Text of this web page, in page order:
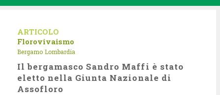
ARTICOLO
Florovivaismo
Bergamo Lombardia
Il bergamasco Sandro Maffi è stato
eletto nella Giunta Nazionale di
Assofloro